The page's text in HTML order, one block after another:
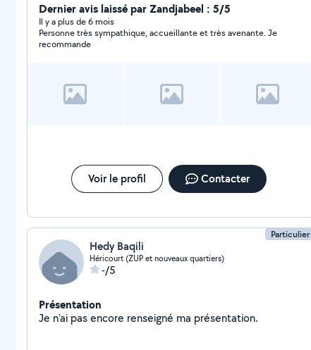
Dernier avis laissé par Zandjabeel : 5/5
Il y a plus de 6 mois
Personne très sympathique, accueillante et très avenante. Je
recommande
Voir le profil Contacter
Particulier
Hedy Baqili
Héricourt (ZUP et nouveaux quartiers)
-/5
Présentation
Je n'ai pas encore renseigné ma présentation.